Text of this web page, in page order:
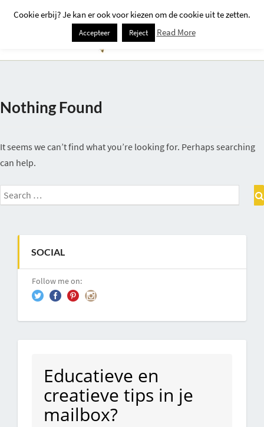
Nothing
Nothing Found
It seems we can’t find what you’re looking for. Perhaps searching
can help.
Search
for:
SOCIAL
Follow me on:
Educatieve en
creatieve tips in je
mailbox?
Cookie erbij? Je kan er ook voor kiezen om de cookie uit te zetten.
Accepteer Reject Read More